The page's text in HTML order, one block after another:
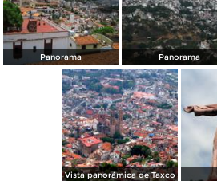
Panorama Panorama
Vista panorámica de Taxco